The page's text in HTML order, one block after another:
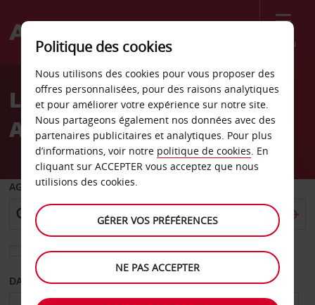
Menu
Welcome
AvisLocation de voiture Rome
Aurelia S Pietro
AGENCE DE DÉPART
Sélectionnez une autre agence de retour
DATE DE DÉPART DATE DE RETOUR
Politique des cookies
Nous utilisons des cookies pour vous proposer des
offres personnalisées, pour des raisons analytiques
et pour améliorer votre expérience sur notre site.
Nous partageons également nos données avec des
partenaires publicitaires et analytiques. Pour plus
d’informations, voir notre politique de cookies. En
cliquant sur ACCEPTER vous acceptez que nous
utilisions des cookies.
GÉRER VOS PRÉFÉRENCES
NE PAS ACCEPTER